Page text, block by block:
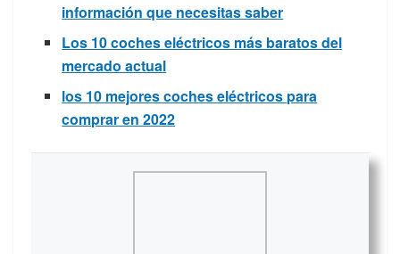
información que necesitas saber
Los 10 coches eléctricos más baratos del
mercado actual
los 10 mejores coches eléctricos para
comprar en 2022